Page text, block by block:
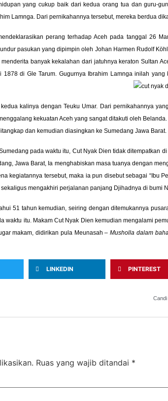
yang cukup baik dari kedua orang tua dan guru-
Lamnga. Dari pernikahannya tersebut, mereka berdua
perang terhadap Aceh pada tanggal 26
pasukan yang dipimpin oleh Johan Harmen Rudolf
banyak kekalahan dari jatuhnya keraton Sultan
di Gle Tarum. Gugurnya Ibrahim Lamnga inilah
kalinya dengan Teuku Umar. Dari pernikahannya
kekuatan Aceh yang sangat ditakuti oleh
dan kemudian diasingkan ke Sumedang Jawa Barat.
pada waktu itu, Cut Nyak Dien tidak ditempatkan
Jawa Barat, Ia menghabiskan masa tuanya dengan
kegiatannya tersebut, maka ia pun disebut sebagai “Ibu
mengakhiri perjalanan panjang Djihadnya di bumi
51 tahun kemudian, seiring dengan ditemukannya
waktu itu. Makam Cut Nyak Dien kemudian mengalami
makam, didirikan pula Meunasah – Musholla dalam
LINKEDIN PINTEREST
Ruas yang wajib ditandai *